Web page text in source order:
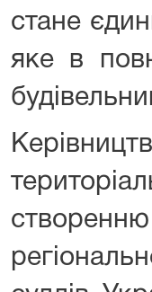
стане
яке в